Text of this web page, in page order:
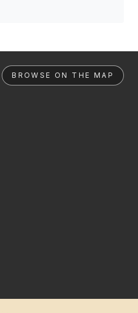
BROWSE ON THE MAP